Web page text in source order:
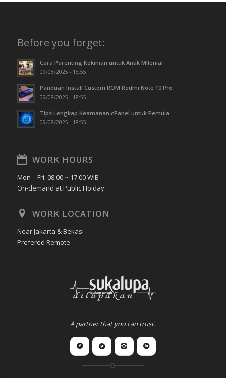
Before you forget:
Cara Parenting Kekinian untuk Anak Milenial
09/08/2025 - 18:55
Panduan Install Custom ROM Redmi Note 10 Pro
09/08/2025 - 18:55
Tips Lengkap Keamanan cPanel untuk Pemula
09/08/2025 - 18:55
WORK HOURS
Mon – Fri: 08:00 ~ 17:00 WIB
On-demand at Public Hoiday
WORK LOCATION
Near Jakarta & Bekasi
Prefered Remote
A partner that you can trust.